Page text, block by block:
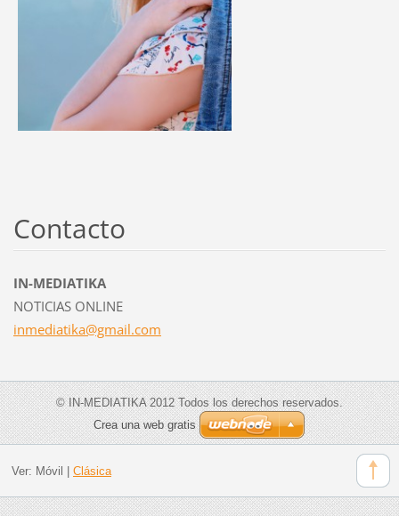
Contacto
IN-MEDIATIKA
NOTICIAS ONLINE
inmediatika@gmail.com
© IN-MEDIATIKA 2012 Todos los derechos reservados.
Crea una web gratis
Ver: Móvil Clásica